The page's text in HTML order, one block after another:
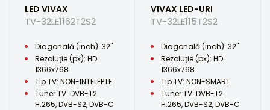
LED VIVAX
TV-32LE1162T2S2
Diagonală (inch): 32"
Rezoluție (px): HD
1366x768
Tip TV: NON-INTELEPTE
Tuner TV: DVB-T2
H.265, DVB-S2, DVB-C
VIVAX LED-URI
TV-32LE115T2S2
Diagonală (inch): 32"
Rezoluție (px): HD
1366x768
Tip TV: NON-SMART
Tuner TV: DVB-T2
H.265, DVB-S2, DVB-C